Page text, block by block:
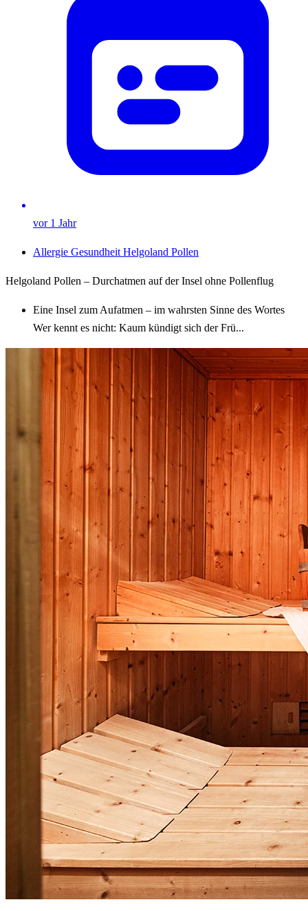
vor 1 Jahr
Allergie Gesundheit Helgoland Pollen
Helgoland Pollen – Durchatmen auf der Insel ohne Pollenflug
Eine Insel zum Aufatmen – im wahrsten Sinne des Wortes
Wer kennt es nicht: Kaum kündigt sich der Frü...